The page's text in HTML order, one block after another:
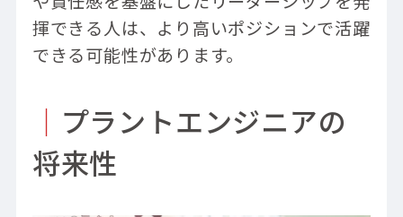
揮できる人は、より高いポジションで活躍
できる可能性があります。
｜ プラントエンジニアの
将来性